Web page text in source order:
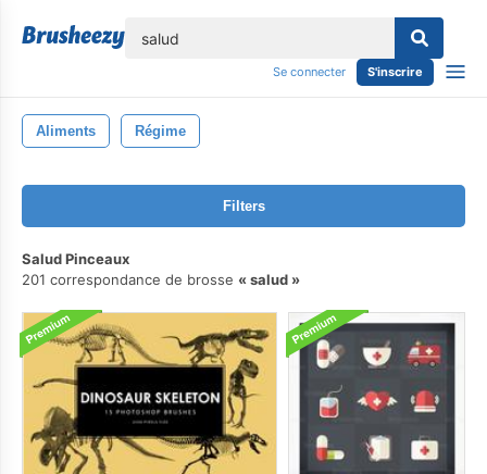
Se connecter S'inscrire
Aliments Régime
Filters
Salud Pinceaux
201 correspondance de brosse
salud